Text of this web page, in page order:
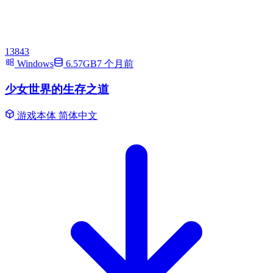
13843
Windows
6.57GB7 个月前
少女世界的生存之道
游戏本体 简体中文